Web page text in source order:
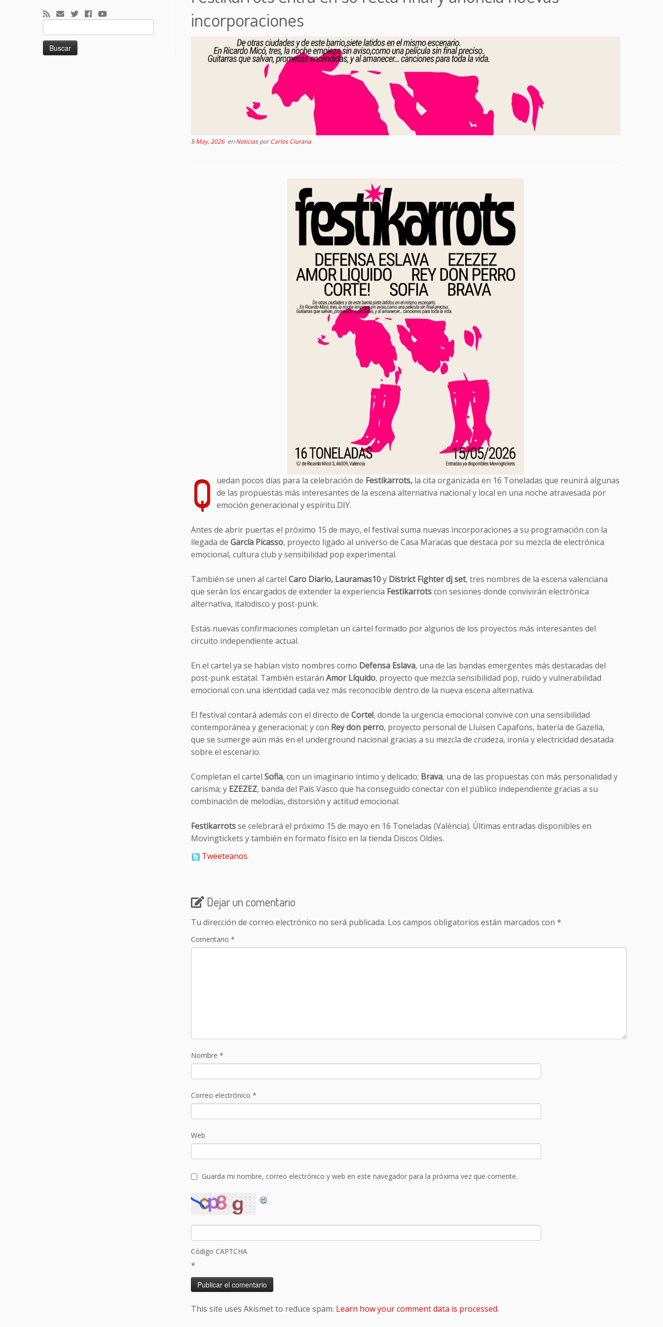
Buscar:
incorporaciones
5 May, 2026enNoticiasporCarlos Ciurana
Q uedan pocos días para la celebración de Festikarrots, la cita organizada en 16 Toneladas que reunirá algunas
de las propuestas más interesantes de la escena alternativa nacional y local en una noche atravesada por
emoción generacional y espíritu DIY.
Antes de abrir puertas el próximo 15 de mayo, el festival suma nuevas incorporaciones a su programación con la
llegada de García Picasso, proyecto ligado al universo de Casa Maracas que destaca por su mezcla de electrónica
emocional, cultura club y sensibilidad pop experimental.
También se unen al cartel Caro Diario, Lauramas10y District Fighter dj set, tres nombres de la escena valenciana
que serán los encargados de extender la experiencia Festikarrotscon sesiones donde convivirán electrónica
alternativa, italodisco y post-punk.
Estas nuevas confirmaciones completan un cartel formado por algunos de los proyectos más interesantes del
circuito independiente actual.
En el cartel ya se habían visto nombres como Defensa Eslava, una de las bandas emergentes más destacadas del
post-punk estatal. También estarán Amor Líquido, proyecto que mezcla sensibilidad pop, ruido y vulnerabilidad
emocional con una identidad cada vez más reconocible dentro de la nueva escena alternativa.
El festival contará además con el directo de Corte!, donde la urgencia emocional convive con una sensibilidad
contemporánea y generacional; y con Rey don perro, proyecto personal de Lluisen Capafons, batería de Gazella,
que se sumerge aún más en el underground nacional gracias a su mezcla de crudeza, ironía y electricidad desatada
sobre el escenario.
Completan el cartel Sofia, con un imaginario íntimo y delicado; Brava, una de las propuestas con más personalidad y
carisma; y EZEZEZ, banda del País Vasco que ha conseguido conectar con el público independiente gracias a su
combinación de melodías, distorsión y actitud emocional.
Festikarrotsse celebrará el próximo 15 de mayo en 16 Toneladas (València). Últimas entradas disponibles en
Movingtickets y también en formato físico en la tienda Discos Oldies.
Tweeteanos
Dejar un comentario
Tu dirección de correo electrónico no será publicada. Los campos obligatorios están marcados con *
Comentario *
Nombre *
Correo electrónico *
Web
Guarda mi nombre, correo electrónico y web en este navegador para la próxima vez que comente.
Código CAPTCHA
*
This site uses Akismet to reduce spam. Learn how your comment data is processed.